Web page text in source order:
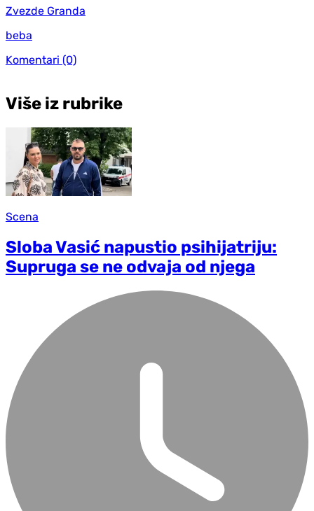
Zvezde Granda
beba
Komentari (0)
Više iz rubrike
Scena
Sloba Vasić napustio psihijatriju:
Supruga se ne odvaja od njega